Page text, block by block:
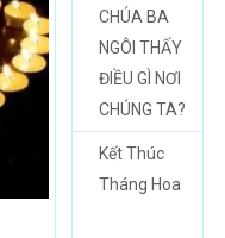
CHÚA BA
NGÔI THẤY
ĐIỀU GÌ NƠI
CHÚNG TA?
Kết Thúc
Tháng Hoa